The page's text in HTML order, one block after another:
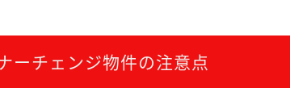
ーチェンジ物件の注意点